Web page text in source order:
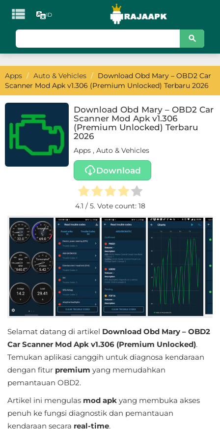
 ID
Games
Action
Arcade
Board
Card
Educational
First
Person
Horror
Hypercasual
Music
Puzzle
Racing
Role
Playing
Apps / Auto & Vehicles / Download Obd Mary – OBD2 Car
Scanner Mod Apk v1.306 (Premium Unlocked) Terbaru 2026
Download Obd Mary – OBD2 Car
Scanner Mod Apk v1.306
(Premium Unlocked) Terbaru
2026
Apps , Auto & Vehicles
Download
4.1 / 5. Vote count: 18
Selamat datang di artikel Download Obd Mary – OBD2
Car Scanner Mod Apk v1.306 (Premium Unlocked).
Temukan aplikasi canggih untuk diagnosa kendaraan
dengan fitur premium yang memudahkan
pemantauan OBD2.
Artikel ini mengulas mod apk yang membuka akses
penuh ke fungsi diagnostik dan pemantauan
kendaraan secara real-time.